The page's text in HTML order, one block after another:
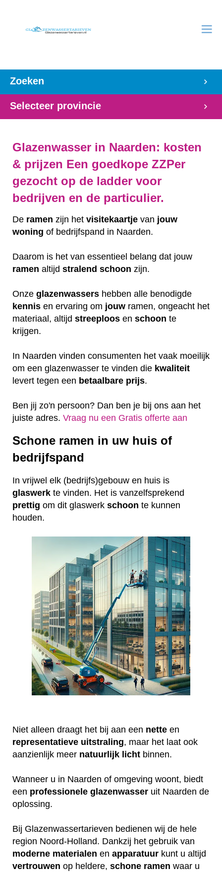
Zoeken
Selecteer provincie
Glazenwasser in Naarden: kosten
& prijzen Een goedkope ZZPer
gezocht op de ladder voor
bedrijven en de particulier.
De ramen zijn het visitekaartje van jouw
woning of bedrijfspand in Naarden.
Daarom is het van essentieel belang dat jouw
ramen altijd stralend schoon zijn.
Onze glazenwassers hebben alle benodigde
kennis en ervaring om jouw ramen, ongeacht het
materiaal, altijd streeploos en schoon te
krijgen.
In Naarden vinden consumenten het vaak moeilijk
om een glazenwasser te vinden die kwaliteit
levert tegen een betaalbare prijs.
Ben jij zo'n persoon? Dan ben je bij ons aan het
juiste adres. Vraag nu een Gratis offerte aan
Schone ramen in uw huis of
bedrijfspand
In vrijwel elk (bedrijfs)gebouw en huis is
glaswerk te vinden. Het is vanzelfsprekend
prettig om dit glaswerk schoon te kunnen
houden.
Niet alleen draagt het bij aan een nette en
representatieve uitstraling, maar het laat ook
aanzienlijk meer natuurlijk licht binnen.
Wanneer u in Naarden of omgeving woont, biedt
een professionele glazenwasser uit Naarden de
oplossing.
Bij Glazenwassertarieven bedienen wij de hele
region Noord-Holland. Dankzij het gebruik van
moderne materialen en apparatuur kunt u altijd
vertrouwen op heldere, schone ramen waar u